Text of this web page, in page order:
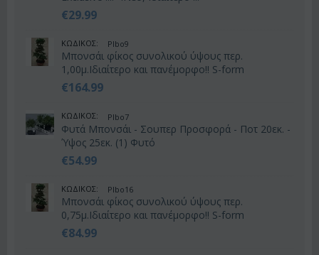
€29.99
ΚΩΔΙΚΟΣ: Plbo9
Μπονσάι φίκος συνολικού ύψους περ.
1,00μ.Ιδιαίτερο και πανέμορφο!! S-form
€164.99
ΚΩΔΙΚΟΣ: Plbo7
Φυτά Μπονσάι - Σουπερ Προσφορά - Ποτ 20εκ. -
Ύψος 25εκ. (1) Φυτό
€54.99
ΚΩΔΙΚΟΣ: Plbo16
Μπονσάι φίκος συνολικού ύψους περ.
0,75μ.Ιδιαίτερο και πανέμορφο!! S-form
€84.99